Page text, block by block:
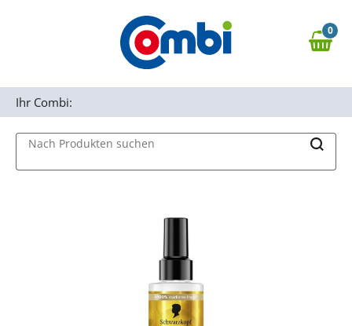
Zur Navigation springen
0,00 €
0
Nach Produkten suchen
Ihr Combi: